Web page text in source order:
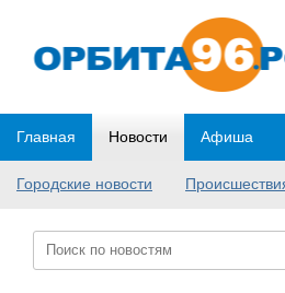
Главная Новости
Городские новости
Афиша